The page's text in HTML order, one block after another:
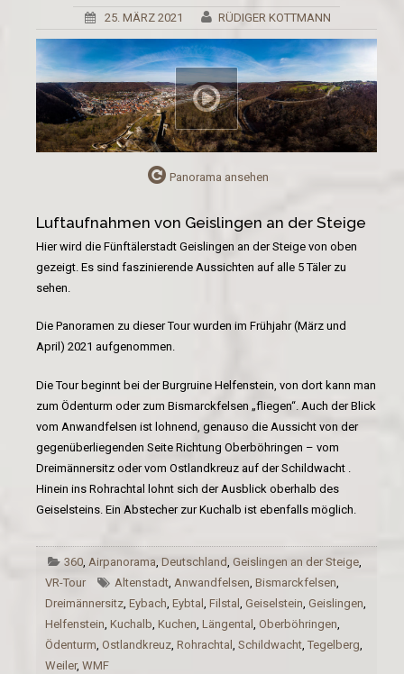
25. MÄRZ 2021 RÜDIGER KOTTMANN
Panorama ansehen
Luftaufnahmen von Geislingen an der Steige
Hier wird die Fünftälerstadt Geislingen an der Steige von oben
gezeigt. Es sind faszinierende Aussichten auf alle 5 Täler zu
sehen.
Die Panoramen zu dieser Tour wurden im Frühjahr (März und
April) 2021 aufgenommen.
Die Tour beginnt bei der Burgruine Helfenstein, von dort kann man
zum Ödenturm oder zum Bismarckfelsen „fliegen“. Auch der Blick
vom Anwandfelsen ist lohnend, genauso die Aussicht von der
gegenüberliegenden Seite Richtung Oberböhringen – vom
Dreimännersitz oder vom Ostlandkreuz auf der Schildwacht .
Hinein ins Rohrachtal lohnt sich der Ausblick oberhalb des
Geiselsteins. Ein Abstecher zur Kuchalb ist ebenfalls möglich.
360,Airpanorama,Deutschland,Geislingen an der Steige,
VR-Tour
Altenstadt, Anwandfelsen, Bismarckfelsen,
Dreimännersitz, Eybach, Eybtal , Filstal , Geiselstein, Geislingen,
Helfenstein, Kuchalb, Kuchen, Längental , Oberböhringen,
Ödenturm, Ostlandkreuz, Rohrachtal , Schildwacht, Tegelberg,
Weiler, WMF